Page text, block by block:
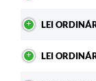
LEI
LEI